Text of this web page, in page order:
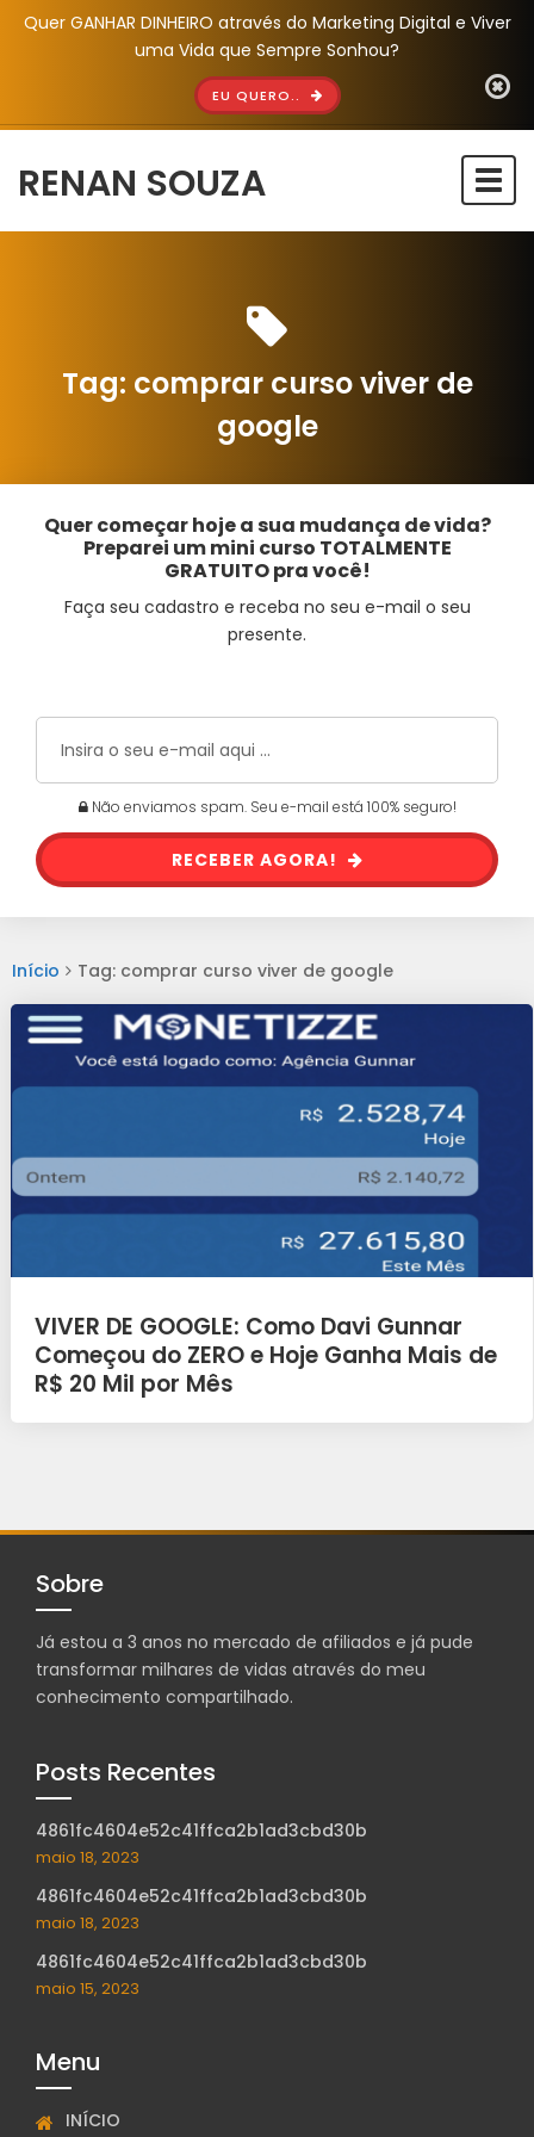
Quer GANHAR DINHEIRO através do Marketing Digital e Viver
uma Vida que Sempre Sonhou?
EU QUERO..
RENAN SOUZA
Tag: comprar curso viver de
google
Quer começar hoje a sua mudança de vida?
Preparei um mini curso TOTALMENTE
GRATUITO pra você!
Faça seu cadastro e receba no seu e-mail o seu
presente.
Não enviamos spam. Seu e-mail está 100% seguro!
RECEBER AGORA!
Início Tag: comprar curso viver de google
VIVER DE GOOGLE: Como Davi Gunnar
Começou do ZERO e Hoje Ganha Mais de
R$ 20 Mil por Mês
Sobre
Já estou a 3 anos no mercado de afiliados e já pude
transformar milhares de vidas através do meu
conhecimento compartilhado.
Posts Recentes
4861fc4604e52c41ffca2b1ad3cbd30b
maio 18, 2023
4861fc4604e52c41ffca2b1ad3cbd30b
maio 18, 2023
4861fc4604e52c41ffca2b1ad3cbd30b
maio 15, 2023
Menu
INÍCIO